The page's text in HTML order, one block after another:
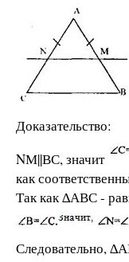
Доказательство:
NМ||ВС, значит
как
Так как ∆АВС -
Следовательно,